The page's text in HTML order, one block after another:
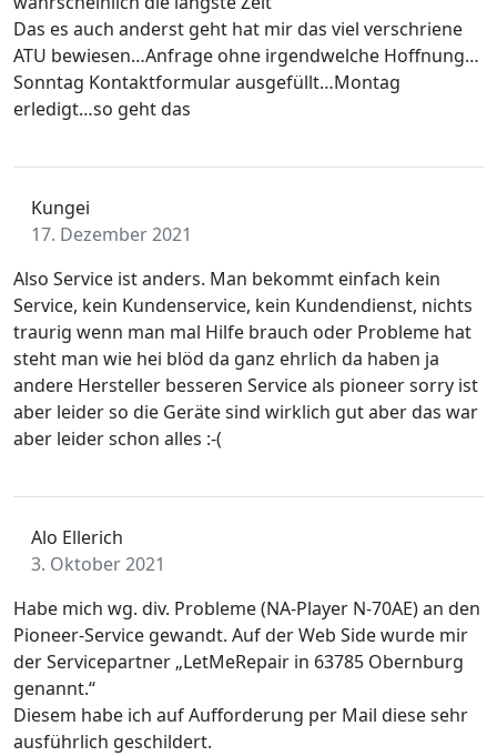
Das es auch anderst geht hat mir das viel verschriene
ATU bewiesen…Anfrage ohne irgendwelche Hoffnung…
Sonntag Kontaktformular ausgefüllt…Montag
erledigt…so geht das
Kungei
17. Dezember 2021
Also Service ist anders. Man bekommt einfach kein
Service, kein Kundenservice, kein Kundendienst, nichts
traurig wenn man mal Hilfe brauch oder Probleme hat
steht man wie hei blöd da ganz ehrlich da haben ja
andere Hersteller besseren Service als pioneer sorry ist
aber leider so die Geräte sind wirklich gut aber das war
aber leider schon alles :-(
Alo Ellerich
3. Oktober 2021
Habe mich wg. div. Probleme (NA-Player N-70AE) an den
Pioneer-Service gewandt. Auf der Web Side wurde mir
der Servicepartner „LetMeRepair in 63785 Obernburg
genannt.“
Diesem habe ich auf Aufforderung per Mail diese sehr
ausführlich geschildert.